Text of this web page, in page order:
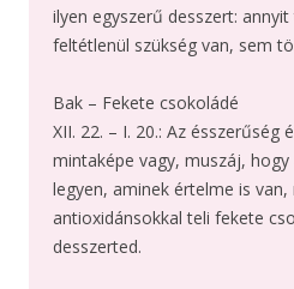
ilyen egyszerű desszert:
feltétlenül szükség van, sem
Bak – Fekete csokoládé
XII. 22. – I. 20.: Az ésszerűség
mintaképe vagy, muszáj,
legyen, aminek értelme is
antioxidánsokkal teli fekete
desszerted.